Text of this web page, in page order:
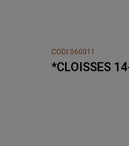
CODI:060011
*CLOISSES